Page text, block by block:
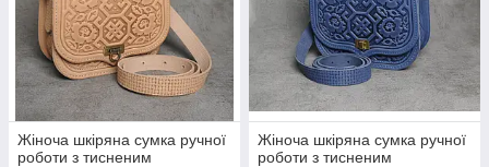
Жіноча шкіряна сумка ручної
роботи з тисненим
Жіноча шкіряна сумка ручної
роботи з тисненим